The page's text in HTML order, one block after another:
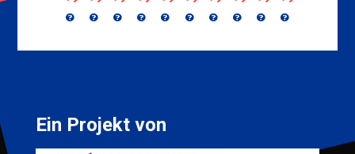
Ein Projekt von